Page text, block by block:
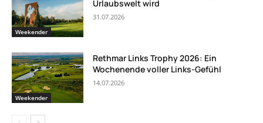
Weekender
Urlaubswelt wird
31.07.2026
Weekender
Rethmar Links Trophy 2026: Ein
Wochenende voller Links-Gefühl
14.07.2026